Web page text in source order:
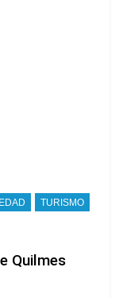
TURISMO
Quilmes